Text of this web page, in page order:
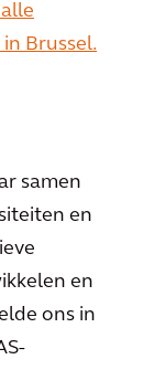
Brussel.
samen
en
en
ons in